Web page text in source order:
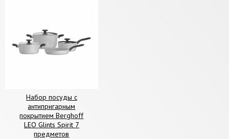
Набор посуды с
антипригарным
покрытием Berghoff
LEO Glints Spirit 7
предметов